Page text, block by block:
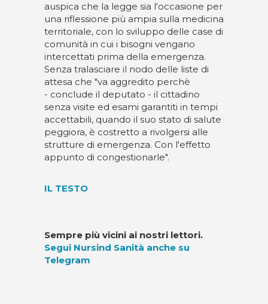
auspica che la legge sia l'occasione per
una riflessione più ampia sulla medicina
territoriale, con lo sviluppo delle case di
comunità in cui i bisogni vengano
intercettati prima della emergenza.
Senza tralasciare il nodo delle liste di
attesa che "va aggredito perchè
- conclude il deputato - il cittadino
senza visite ed esami garantiti in tempi
accettabili, quando il suo stato di salute
peggiora, è costretto a rivolgersi alle
strutture di emergenza. Con l'effetto
appunto di congestionarle".
IL TESTO
Sempre più vicini ai nostri lettori.
Segui Nursind Sanità anche su
Telegram